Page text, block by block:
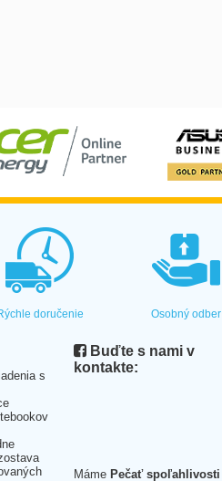
doručenie Osobný odber
s
Buďte s nami v
kontakte:
Máme Pečať spoľahlivosti